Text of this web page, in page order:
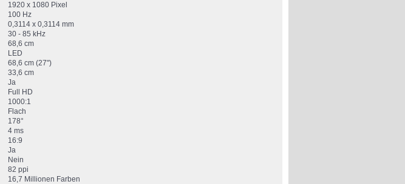
1920 x 1080 Pixel
100 Hz
0,3114 x 0,3114 mm
30 - 85 kHz
68,6 cm
LED
68,6 cm (27")
33,6 cm
Ja
Full HD
1000:1
Flach
178°
4 ms
16:9
Ja
Nein
82 ppi
16,7 Millionen Farben